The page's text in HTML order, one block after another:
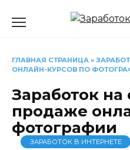
ГЛАВНАЯ СТРАНИЦА »
ОНЛАЙН-КУРСОВ ПО
Заработок
продаже
фотографии
ЗАРАБОТОК В ИНТЕРНЕТЕ